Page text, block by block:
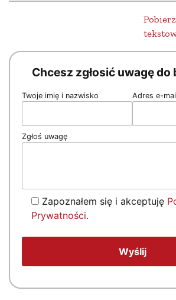
Chcesz zgłosić uwagę do
Twoje imię i nazwisko Adres e-
Zgłoś uwagę
Zapoznałem się i akceptuję
Prywatności.